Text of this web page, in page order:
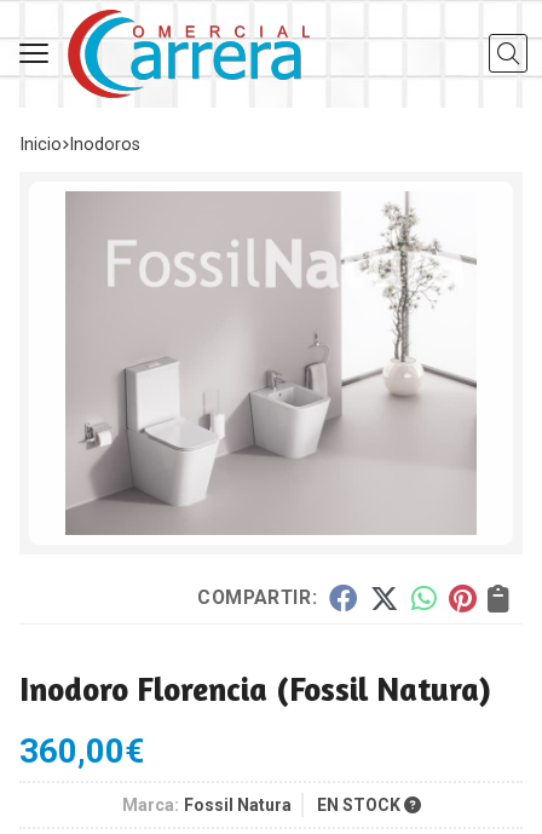
Inicio inodoros
COMPARTIR:
Inodoro Florencia (Fossil Natura)
360,00€
Marca: Fossil Natura EN STOCK